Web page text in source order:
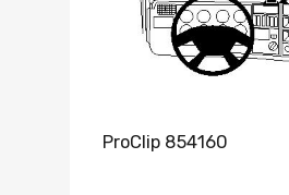
ProClip 854160